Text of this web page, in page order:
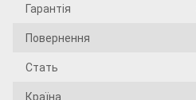
Гарантія
Повернення
Стать
Країна